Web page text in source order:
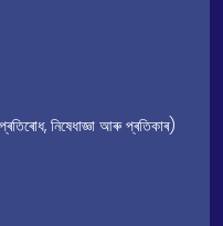
নিষেধাজ্ঞা আৰু প্ৰতিকাৰ)